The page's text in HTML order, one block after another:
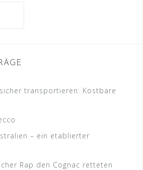
transportieren: Kostbare
– ein etablierter
Rap den Cognac retteten